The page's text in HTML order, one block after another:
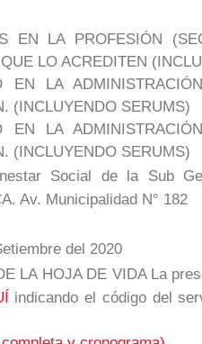
EN LA PROFESIÓN
LO ACREDITEN
LA
(INCLUYENDO SERUMS)
LA
(INCLUYENDO SERUMS)
Social de la Sub
Av. Municipalidad N° 182
del 2020
LA HOJA DE VIDA La
indicando el código del